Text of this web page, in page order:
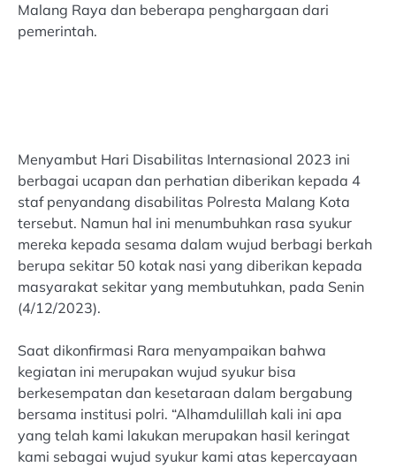
Malang Raya dan beberapa penghargaan dari
pemerintah.
Menyambut Hari Disabilitas Internasional 2023 ini
berbagai ucapan dan perhatian diberikan kepada 4
staf penyandang disabilitas Polresta Malang Kota
tersebut. Namun hal ini menumbuhkan rasa syukur
mereka kepada sesama dalam wujud berbagi berkah
berupa sekitar 50 kotak nasi yang diberikan kepada
masyarakat sekitar yang membutuhkan, pada Senin
(4/12/2023).
Saat dikonfirmasi Rara menyampaikan bahwa
kegiatan ini merupakan wujud syukur bisa
berkesempatan dan kesetaraan dalam bergabung
bersama institusi polri. “Alhamdulillah kali ini apa
yang telah kami lakukan merupakan hasil keringat
kami sebagai wujud syukur kami atas kepercayaan